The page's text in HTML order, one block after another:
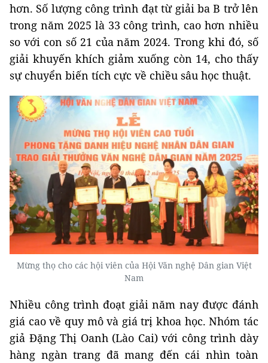
hơn. Số lượng công trình đạt từ giải ba B trở lên
trong năm 2025 là 33 công trình, cao hơn nhiều
so với con số 21 của năm 2024. Trong khi đó, số
giải khuyến khích giảm xuống còn 14, cho thấy
sự chuyển biến tích cực về chiều sâu học thuật.
Mừng thọ cho các hội viên của Hội Văn nghệ Dân gian Việt
Nam
Nhiều công trình đoạt giải năm nay được đánh
giá cao về quy mô và giá trị khoa học. Nhóm tác
giả Đặng Thị Oanh (Lào Cai) với công trình dày
hàng ngàn trang đã mang đến cái nhìn toàn